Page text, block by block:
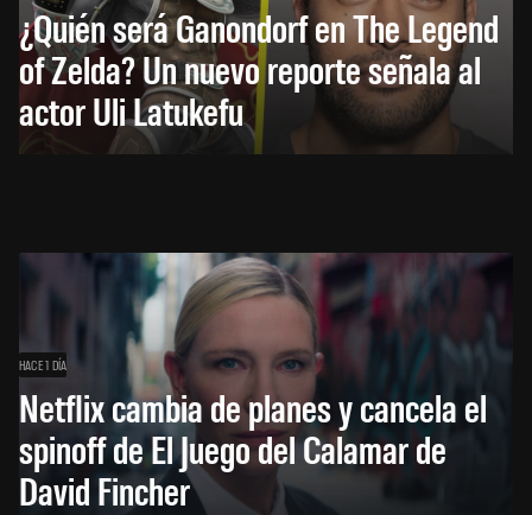
¿Quién será Ganondorf en The Legend
of Zelda? Un nuevo reporte señala al
actor Uli Latukefu
HACE 1 DÍA
Netflix cambia de planes y cancela el
spinoff de El Juego del Calamar de
David Fincher